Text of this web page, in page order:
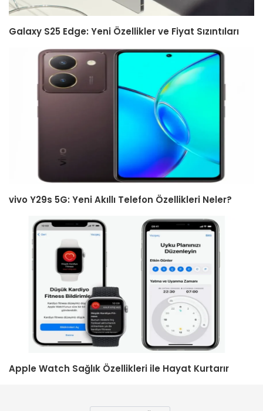
Galaxy S25 Edge: Yeni Özellikler ve Fiyat Sızıntıları
vivo Y29s 5G: Yeni Akıllı Telefon Özellikleri Neler?
Apple Watch Sağlık Özellikleri ile Hayat Kurtarır